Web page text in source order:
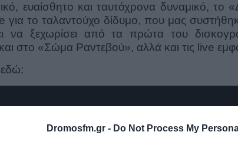
Dromosfm.gr - Do Not Process My
ευαίσθητο και ταυτόχρονα δυναμικό, το
για το ταλαντούχο δίδυμο, που μας
να ξεχωρίσει από τα πρώτα του
στο «Σώμα Ραντεβού», αλλά και τις live
εδώ: